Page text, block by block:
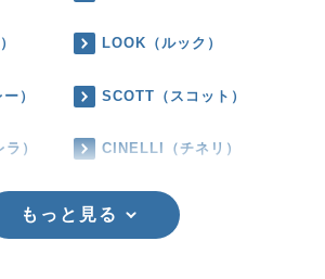
LOOK（ルック）
） SCOTT（スコット）
） CINELLI（チネリ）
もっと見る